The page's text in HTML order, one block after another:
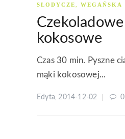
SŁODYCZE, WEGAŃSKA
kokosowe
Czas 30 min. Pyszne
mąki kokosowej...
Edyta,2014-12-02 0